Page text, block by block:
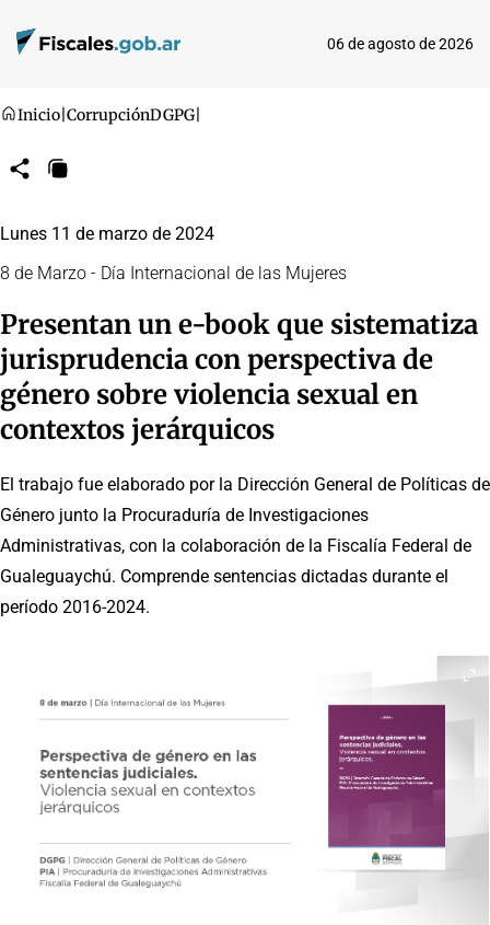
06 de agosto de 2026
Inicio CorrupciónDGPG
CompartirCopiar
Lunes 11 de marzo de 2024
8 de Marzo - Día Internacional de las Mujeres
Presentan un e-book que sistematiza
jurisprudencia con perspectiva de
género sobre violencia sexual en
contextos jerárquicos
El trabajo fue elaborado por la Dirección General de Políticas de
Género junto la Procuraduría de Investigaciones
Administrativas, con la colaboración de la Fiscalía Federal de
Gualeguaychú. Comprende sentencias dictadas durante el
período 2016-2024.